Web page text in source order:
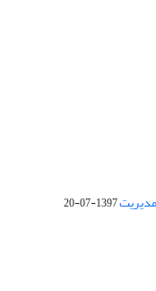
1397-07-20